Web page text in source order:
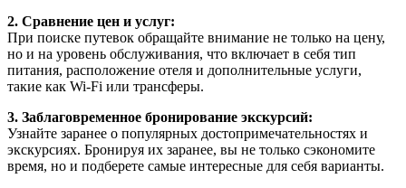
2. Сравнение цен и услуг:
При поиске путевок обращайте внимание не только на цену,
но и на уровень обслуживания, что включает в себя тип
питания, расположение отеля и дополнительные услуги,
такие как Wi-Fi или трансферы.
3. Заблаговременное бронирование экскурсий:
Узнайте заранее о популярных достопримечательностях и
экскурсиях. Бронируя их заранее, вы не только сэкономите
время, но и подберете самые интересные для себя варианты.